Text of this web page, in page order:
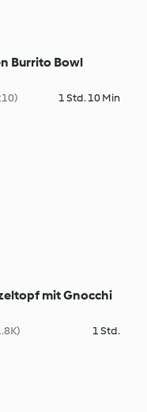
Burrito Bowl
1 Std. 10 Min
mit Gnocchi
1 Std.